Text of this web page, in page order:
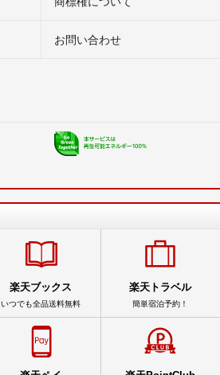
お問い合わせ
楽天ブックス
いつでも全品送料無料
楽天トラベル
簡単宿泊予約！